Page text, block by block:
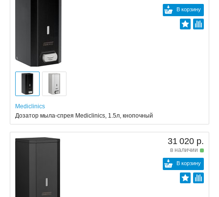
В корзину
Mediclinics
Дозатор мыла-спрея Mediclinics, 1.5л, кнопочный
31 020 р.
в наличии
В корзину